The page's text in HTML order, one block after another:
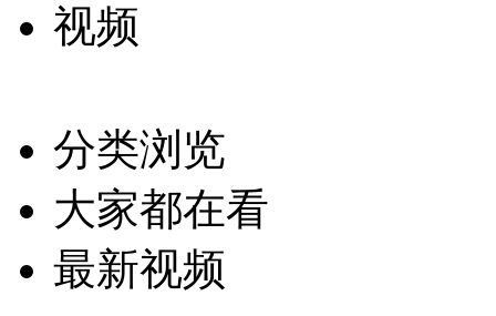
视频
分类浏览
大家都在看
最新视频